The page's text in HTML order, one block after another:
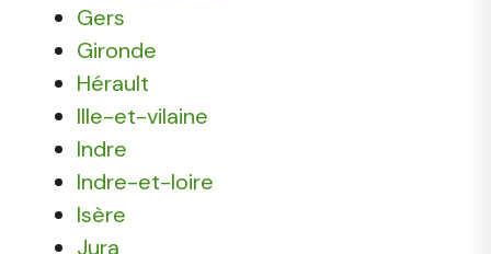
Gers
Gironde
Hérault
Ille-et-vilaine
Indre
Indre-et-loire
Isère
Jura